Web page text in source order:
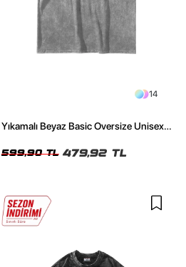
14
Yıkamalı Beyaz Basic Oversize Unisex
599,90 TL 479,92 TL